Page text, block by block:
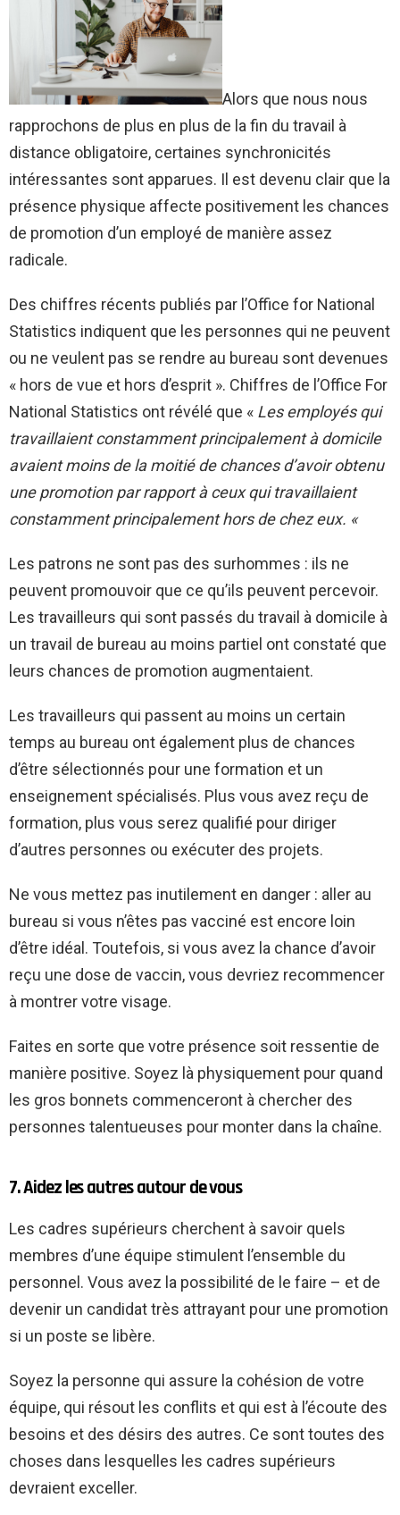
Alors que nous nous
rapprochons de plus en plus de la fin du travail à
distance obligatoire, certaines synchronicités
intéressantes sont apparues. Il est devenu clair que la
présence physique affecte positivement les chances
de promotion d’un employé de manière assez
radicale.
Des chiffres récents publiés par l’Office for National
Statistics indiquent que les personnes qui ne peuvent
ou ne veulent pas se rendre au bureau sont devenues
« hors de vue et hors d’esprit ». Chiffres de l’Office For
National Statistics ont révélé que « Les employés qui
travaillaient constamment principalement à domicile
avaient moins de la moitié de chances d’avoir obtenu
une promotion par rapport à ceux qui travaillaient
constamment principalement hors de chez eux. «
Les patrons ne sont pas des surhommes : ils ne
peuvent promouvoir que ce qu’ils peuvent percevoir.
Les travailleurs qui sont passés du travail à domicile à
un travail de bureau au moins partiel ont constaté que
leurs chances de promotion augmentaient.
Les travailleurs qui passent au moins un certain
temps au bureau ont également plus de chances
d’être sélectionnés pour une formation et un
enseignement spécialisés. Plus vous avez reçu de
formation, plus vous serez qualifié pour diriger
d’autres personnes ou exécuter des projets.
Ne vous mettez pas inutilement en danger : aller au
bureau si vous n’êtes pas vacciné est encore loin
d’être idéal. Toutefois, si vous avez la chance d’avoir
reçu une dose de vaccin, vous devriez recommencer
à montrer votre visage.
Faites en sorte que votre présence soit ressentie de
manière positive. Soyez là physiquement pour quand
les gros bonnets commenceront à chercher des
personnes talentueuses pour monter dans la chaîne.
7. Aidez les autres autour de vous
Les cadres supérieurs cherchent à savoir quels
membres d’une équipe stimulent l’ensemble du
personnel. Vous avez la possibilité de le faire – et de
devenir un candidat très attrayant pour une promotion
si un poste se libère.
Soyez la personne qui assure la cohésion de votre
équipe, qui résout les conflits et qui est à l’écoute des
besoins et des désirs des autres. Ce sont toutes des
choses dans lesquelles les cadres supérieurs
devraient exceller.